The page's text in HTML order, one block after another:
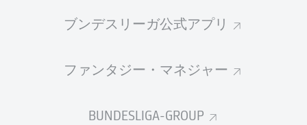
ブンデスリーガ公式アプリ
ファンタジー・マネジャー
BUNDESLIGA-GROUP
2023/2024
統計 シーズン 2023/2024